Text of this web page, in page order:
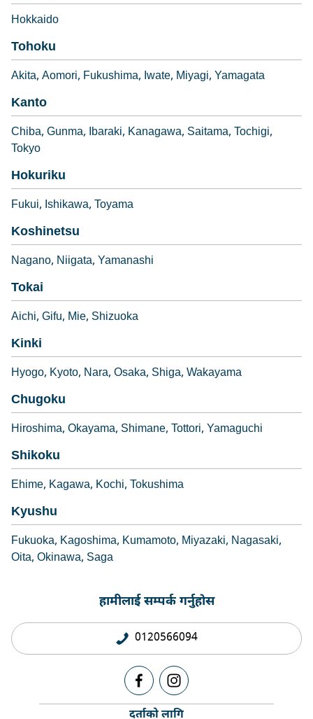
Hokkaido
Tohoku
Akita Aomori Fukushima Iwate Miyagi Yamagata
Kanto
Chiba Gunma Ibaraki Kanagawa Saitama Tochigi
Tokyo
Hokuriku
Fukui Ishikawa Toyama
Koshinetsu
Nagano Niigata Yamanashi
Tokai
Aichi Gifu Mie Shizuoka
Kinki
Hyogo Kyoto Nara Osaka Shiga Wakayama
Chugoku
Hiroshima Okayama Shimane Tottori Yamaguchi
Shikoku
Ehime Kagawa Kochi Tokushima
Kyushu
Fukuoka Kagoshima Kumamoto Miyazaki Nagasaki
Oita Okinawa Saga
हामीलाई सम्पर्क गर्नुहोस
0120566094
दर्ताको लागि